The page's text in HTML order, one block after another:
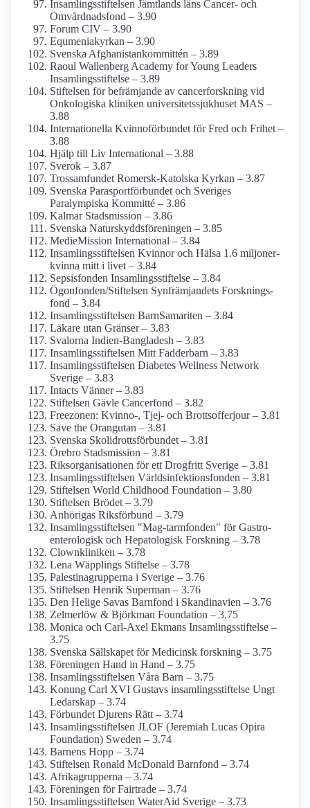
Insamlings­stiftelsen Jämtlands läns Cancer- och
Omvårdnads­fond – 3.90
Forum CIV – 3.90
Equmenia­kyrkan – 3.90
Svenska Afghanistan­kommittén – 3.89
Raoul Wallenberg Academy for Young Leaders
Insamlings­stiftelse – 3.89
Stiftelsen för befrämjande av cancerforskning vid
Onkologiska kliniken universitets­sjukhuset MAS –
3.88
Internationella Kvinnoförbundet för Fred och Frihet –
3.88
Hjälp till Liv International – 3.88
Sverok – 3.87
Trossamfundet Romersk-Katolska Kyrkan – 3.87
Svenska Parasportförbundet och Sveriges
Paralympiska Kommitté – 3.86
Kalmar Stads­mission – 3.86
Svenska Naturskydds­föreningen – 3.85
MedieMission International – 3.84
Insamlings­stiftelsen Kvinnor och Hälsa 1.6 miljoner-
kvinna mitt i livet – 3.84
Sepsisfonden Insamlings­stiftelse – 3.84
Ögonfonden/­Stiftelsen Synfrämjandets Forsknings­
fond – 3.84
Insamlings­stiftelsen BarnSamariten – 3.84
Läkare utan Gränser – 3.83
Svalorna Indien-Bangladesh – 3.83
Insamlings­stiftelsen Mitt Fadderbarn – 3.83
Insamlings­stiftelsen Diabetes Wellness Network
Sverige – 3.83
Intacts Vänner – 3.83
Stiftelsen Gävle Cancerfond – 3.82
Freezonen: Kvinno-, Tjej- och Brottsofferjour – 3.81
Save the Orangutan – 3.81
Svenska Skolidrotts­förbundet – 3.81
Örebro Stadsmission – 3.81
Riks­organisationen för ett Drogfritt Sverige – 3.81
Insamlings­stiftelsen Världsinfektions­fonden – 3.81
Stiftelsen World Childhood Foundation – 3.80
Stiftelsen Brödet – 3.79
Anhörigas Riksförbund – 3.79
Insamlings­stiftelsen "Mag-tarmfonden" för Gastro­
enterologisk och Hepatologisk Forskning – 3.78
Clownkliniken – 3.78
Lena Wäpplings Stiftelse – 3.78
Palestina­grupperna i Sverige – 3.76
Stiftelsen Henrik Superman – 3.76
Den Helige Savas Barnfond i Skandinavien – 3.76
Zelmerlöw & Björkman Foundation – 3.75
Monica och Carl-Axel Ekmans Insamlings­stiftelse –
3.75
Svenska Sällskapet för Medicinsk forskning – 3.75
Föreningen Hand in Hand – 3.75
Insamlings­stiftelsen Våra Barn – 3.75
Konung Carl XVI Gustavs insamlings­stiftelse Ungt
Ledarskap – 3.74
Förbundet Djurens Rätt – 3.74
Insamlings­stiftelsen JLOF (Jeremiah Lucas Opira
Foundation) Sweden – 3.74
Barnens Hopp – 3.74
Stiftelsen Ronald McDonald Barnfond – 3.74
Afrikagrupperna – 3.74
Föreningen för Fairtrade – 3.74
Insamlings­stiftelsen WaterAid Sverige – 3.73